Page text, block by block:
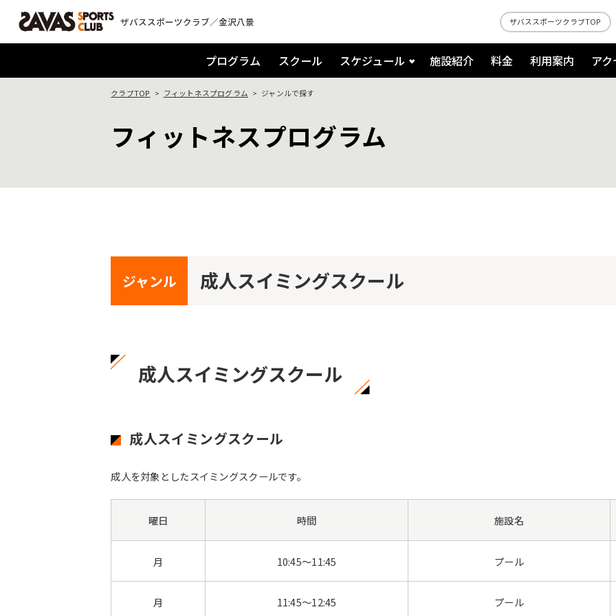
ザバススポーツクラブ／金沢八景 ザバススポーツクラブTOP
プログラム スクール スケジュール 施設紹介 料金 利用案内 ア
クラブTOP フィットネスプログラム ジャンルで探す
フィットネスプログラム
ジャンル 成人スイミングスクール
成人スイミングスクール
成人スイミングスクール
成人を対象としたスイミングスクールです。
曜日
月
時間
10:45～11:45
施設名
プール
月 11:45～12:45 プール